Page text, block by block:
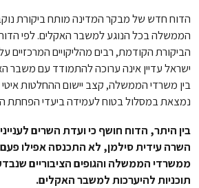
הדוח חדש של מבקר המדינה מותח ביקורת
הביקורת הקודמת, רבים מהליקויים המרכזיים
ישראל עדיין אינה ערוכה להתמודד עם משבר
בין משרדי הממשלה, קצב יישום ההחלטות איטי
נמצאת במסלול בטוח לעמידה ביעדי הפחתת
בין היתר, הדוח חושף כי ועדת השרים
ממשרדי הממשלה והגופים הציבוריים
תוכניות להיערכות למשבר האקלים.